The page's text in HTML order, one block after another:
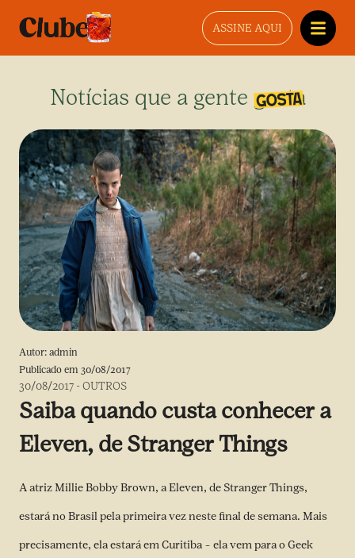
ASSINE AQUI
Notícias que a gente gosta
Autor: admin
Publicado em 30/08/2017
30/08/2017 -OUTROS
Saiba quando custa conhecer a
Eleven, de Stranger Things
A atriz Millie Bobby Brown, a Eleven, de Stranger Things,
estará no Brasil pela primeira vez neste final de semana. Mais
precisamente, ela estará em Curitiba – ela vem para o Geek